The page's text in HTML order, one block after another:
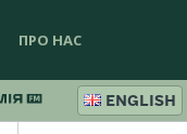
ПРО НАС
ENGLISH